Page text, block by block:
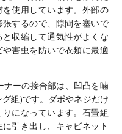
使用しています。外部の
するので、隙間を塞いで
収縮して通気性がよくな
害虫を防いで衣類に最適
ナーの接合部は、凹凸を噛
組)です。
ダボやネジだけ
になっています。 石畳組
引き出し、キャビネット